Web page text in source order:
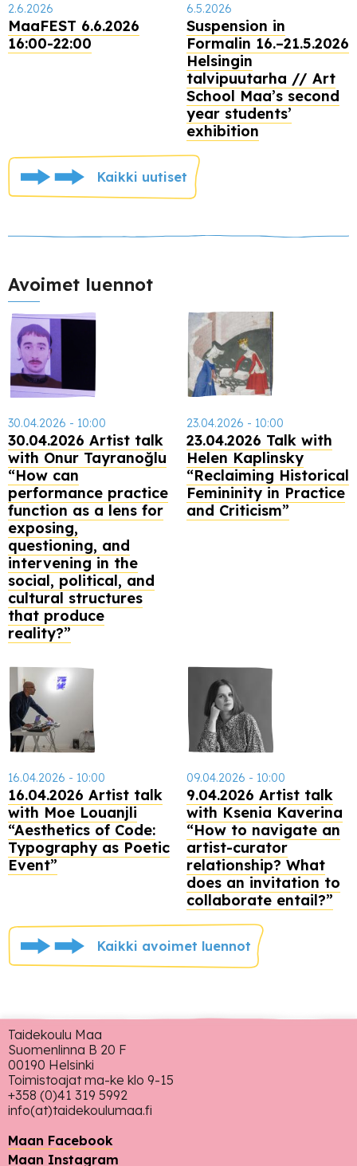
2.6.2026
MaaFEST 6.6.2026
16:00-22:00
6.5.2026
Suspension in
Formalin 16.–21.5.2026
Helsingin
talvipuutarha // Art
School Maa’s second
year students’
exhibition
Kaikki uutiset
Avoimet luennot
30.04.2026 - 10:00
30.04.2026 Artist talk
with Onur Tayranoğlu
“How can
performance practice
function as a lens for
exposing,
questioning, and
intervening in the
social, political, and
cultural structures
that produce
reality?”
23.04.2026 - 10:00
23.04.2026 Talk with
Helen Kaplinsky
“Reclaiming Historical
Femininity in Practice
and Criticism”
16.04.2026 - 10:00
16.04.2026 Artist talk
with Moe Louanjli
“Aesthetics of Code:
Typography as Poetic
Event”
09.04.2026 - 10:00
9.04.2026 Artist talk
with Ksenia Kaverina
“How to navigate an
artist-curator
relationship? What
does an invitation to
collaborate entail?”
Kaikki avoimet luennot
Taidekoulu Maa
Suomenlinna B 20 F
00190 Helsinki
Toimistoajat ma-ke klo 9-15
+358 (0)41 319 5992
info(at)taidekoulumaa.fi
Maan Facebook
Maan Instagram